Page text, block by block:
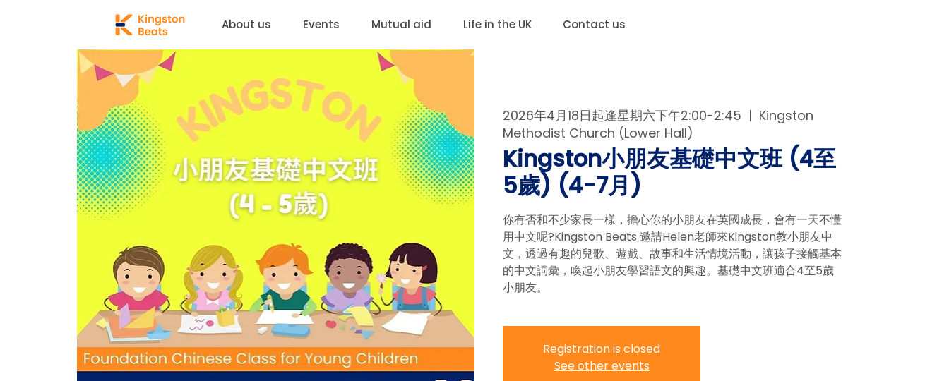
About us Events Mutual aid Life in the UK Contact us
2026年4月18日起逢星期六下午2:00-2:45
  |
Kingston
Methodist Church (Lower Hall)
Kingston小朋友基礎中文班 (4至
5歲) (4-7月)
你有否和不少家長一樣，擔心你的小朋友在英國成長，會有一天不懂
用中文呢?Kingston Beats 邀請Helen老師來Kingston教小朋友中
文，透過有趣的兒歌、遊戲、故事和生活情境活動，讓孩子接觸基本
的中文詞彙，喚起小朋友學習語文的興趣。基礎中文班適合4至5歲
小朋友。
Registration is closed
See other events